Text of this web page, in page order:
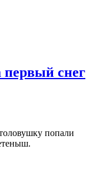
первый снег
попали